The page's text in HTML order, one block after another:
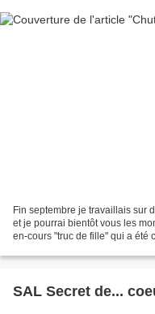
Fin septembre je travaillais sur
et je pourrai bientôt vous les
en-cours "truc de fille" qui a été
SAL Secret de...